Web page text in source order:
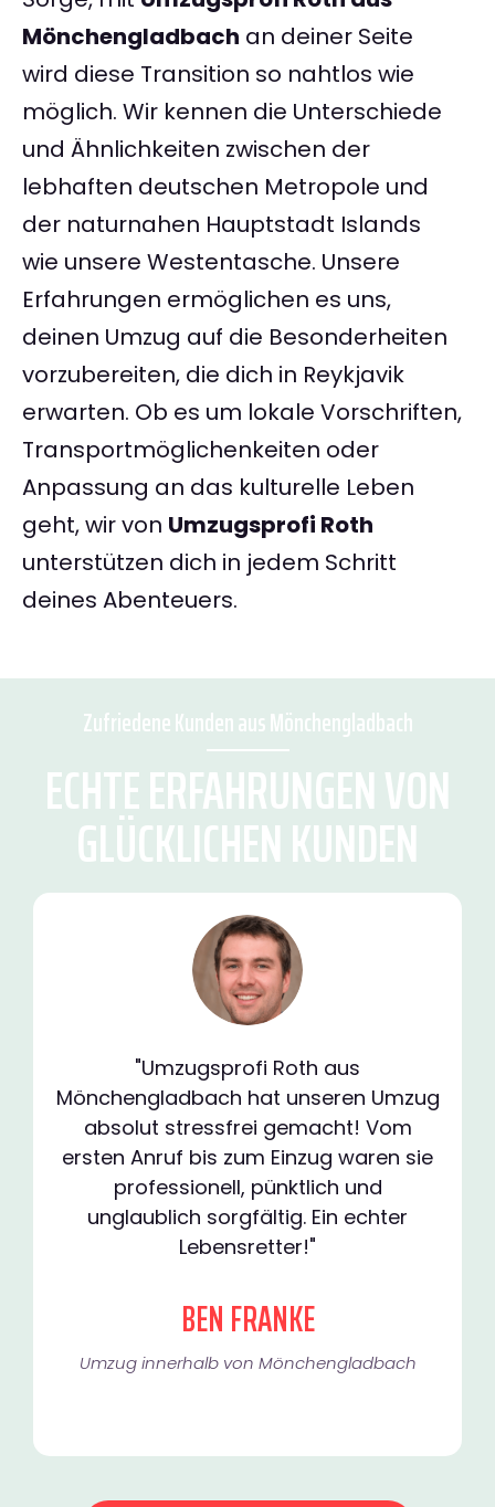
Mönchengladbach an deiner Seite
wird diese Transition so nahtlos wie
möglich. Wir kennen die Unterschiede
und Ähnlichkeiten zwischen der
lebhaften deutschen Metropole und
der naturnahen Hauptstadt Islands
wie unsere Westentasche. Unsere
Erfahrungen ermöglichen es uns,
deinen Umzug auf die Besonderheiten
vorzubereiten, die dich in Reykjavik
erwarten. Ob es um lokale Vorschriften,
Transportmöglichenkeiten oder
Anpassung an das kulturelle Leben
geht, wir von Umzugsprofi Roth
unterstützen dich in jedem Schritt
deines Abenteuers.
Zufriedene Kunden aus Mönchengladbach
ECHTE ERFAHRUNGEN VON
GLÜCKLICHEN KUNDEN
"Umzugsprofi Roth aus
Mönchengladbach hat unseren Umzug
absolut stressfrei gemacht! Vom
ersten Anruf bis zum Einzug waren sie
professionell, pünktlich und
unglaublich sorgfältig. Ein echter
Lebensretter!"
BEN FRANKE
Umzug innerhalb von Mönchengladbach​